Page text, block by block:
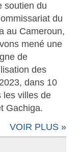
soutien du
du
au Cameroun,
mené une
de
des
dans 10
les villes de
Gachiga.
VOIR PLUS »